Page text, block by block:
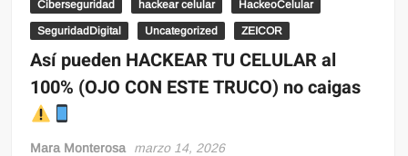
Ciberseguridad hackear celular HackeoCelular
SeguridadDigital Uncategorized ZEICOR
Así pueden HACKEAR TU CELULAR al
100% (OJO CON ESTE TRUCO) no caigas
Mara Monterosa marzo 14, 2026